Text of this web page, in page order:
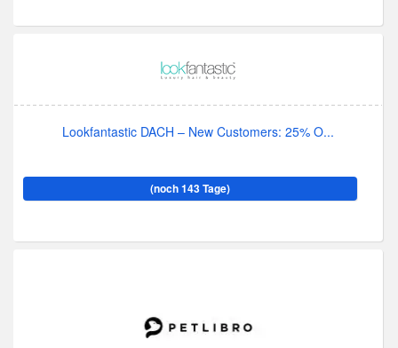
Lookfantastic DACH – New Customers: 25% O...
(noch 143 Tage)